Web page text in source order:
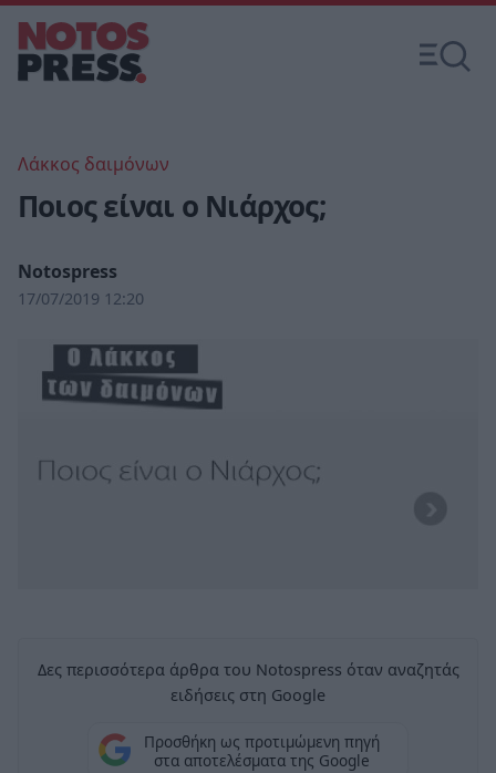
Λάκκος δαιμόνων
Ποιος είναι ο Νιάρχος;
Notospress
17/07/2019 12:20
Δες περισσότερα άρθρα του Notospress όταν αναζητάς
ειδήσεις στη Google
Προσθήκη ως προτιμώμενη πηγή
στα αποτελέσματα της Google